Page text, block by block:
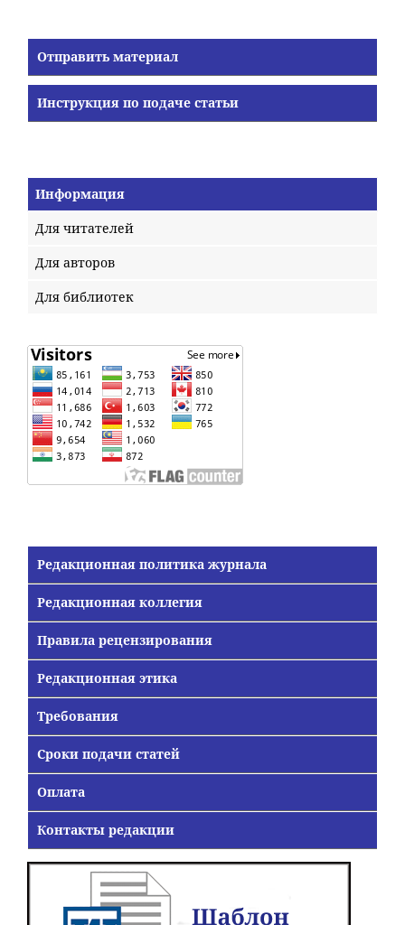
Отправить материал
Инструкция по подаче статьи
Информация
Для читателей
Для авторов
Для библиотек
Редакционная политика журнала
Редакционная коллегия
Правила рецензирования
Редакционная этика
Требования
Сроки подачи статей
Оплата
Контакты редакции